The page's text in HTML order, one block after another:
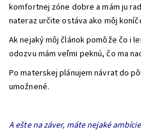
komfortnej zóne dobre a mám ju
nateraz určite ostáva ako môj
Ak nejaký môj článok pomôže čo i
odozvu mám veľmi peknú, čo ma
Po materskej plánujem návrat do
umožnené.
A ešte na záver, máte nejaké